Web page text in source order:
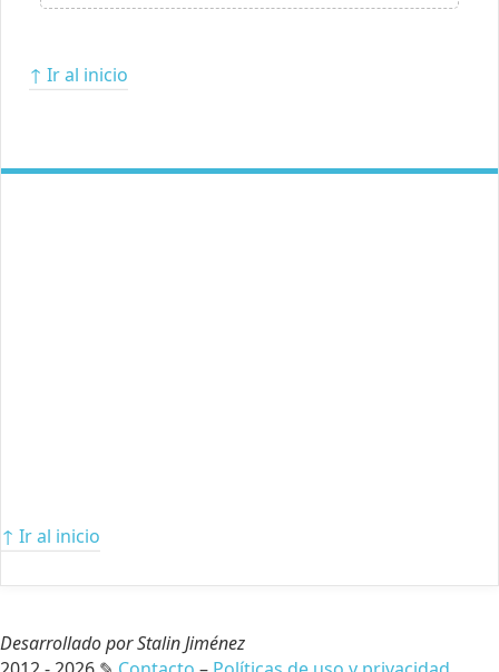
↑ Ir al inicio
↑ Ir al inicio
Desarrollado por Stalin Jiménez